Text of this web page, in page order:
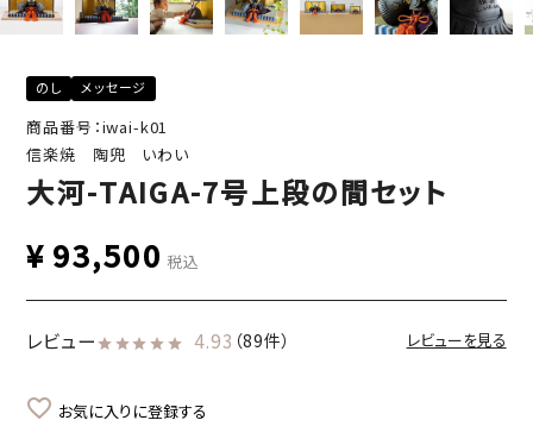
のし メッセージ
商品番号：iwai-k01
信楽焼 陶兜 いわい
大河-TAIGA-7号上段の間セット
¥ 93,500 税込
レビュー 4.93 （89件） レビューを見る
お気に入りに登録する